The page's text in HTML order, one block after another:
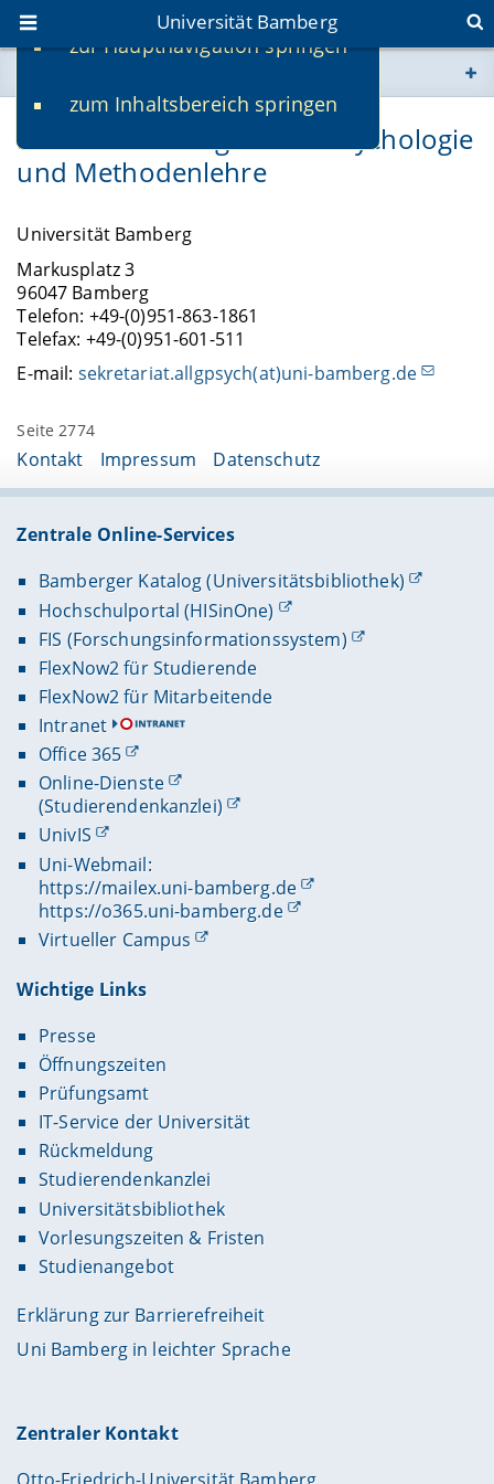
zur Hauptnavigation springen
zum Inhaltsbereich springen
Universität Bamberg
www.uni-bamberg.de
univis.uni-bamberg.de
fis.uni-bamberg.de
Lehrstuhl für Allgemeine Psychologie
und Methodenlehre
Universität Bamberg
Markusplatz 3
96047 Bamberg
Telefon: +49-(0)951-863-1861
Telefax: +49-(0)951-601-511
E-mail: sekretariat.allgpsych(at)uni-bamberg.de
Seite 2774
Kontakt Impressum Datenschutz
Zentrale Online-Services
Bamberger Katalog (Universitätsbibliothek)
Hochschulportal (HISinOne)
FIS (Forschungsinformationssystem)
FlexNow2 für Studierende
FlexNow2 für Mitarbeitende
Intranet
Office 365
Online-Dienste
(Studierendenkanzlei)
UnivIS
Uni-Webmail:
https://mailex.uni-bamberg.de
https://o365.uni-bamberg.de
Virtueller Campus
Wichtige Links
Presse
Öffnungszeiten
Prüfungsamt
IT-Service der Universität
Rückmeldung
Studierendenkanzlei
Universitätsbibliothek
Vorlesungszeiten & Fristen
Studienangebot
Erklärung zur Barrierefreiheit
Uni Bamberg in leichter Sprache
Zentraler Kontakt